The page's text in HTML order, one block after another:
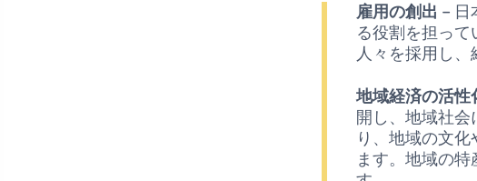
雇用の創出 – 日
る役割を担っ
人々を採用し、
地域経済の活性
開し、地域社会
り、地域の文
ます。地域の